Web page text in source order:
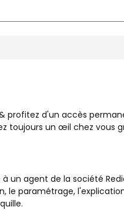
profitez d'un accès
toujours un œil chez vous
agent de la société
le paramétrage,
en toutes circonstances,